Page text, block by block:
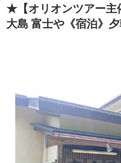
★【オリオンツアー主
大島 富士や《宿泊》